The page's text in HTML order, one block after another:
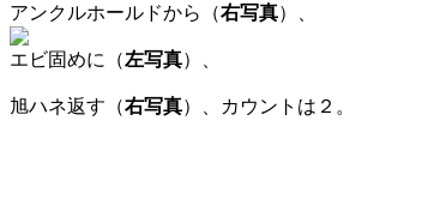
アンクルホールドから（右写真）、
エビ固めに（左写真）、
旭ハネ返す（右写真）、カウントは２。